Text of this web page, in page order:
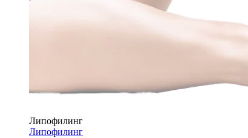
Липофилинг
Липофилинг